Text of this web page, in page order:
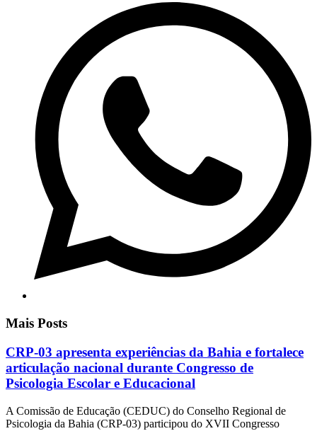
Mais Posts
CRP-03 apresenta experiências da Bahia e fortalece
articulação nacional durante Congresso de
Psicologia Escolar e Educacional
A Comissão de Educação (CEDUC) do Conselho Regional de
Psicologia da Bahia (CRP-03) participou do XVII Congresso